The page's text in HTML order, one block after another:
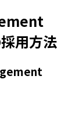
用方法